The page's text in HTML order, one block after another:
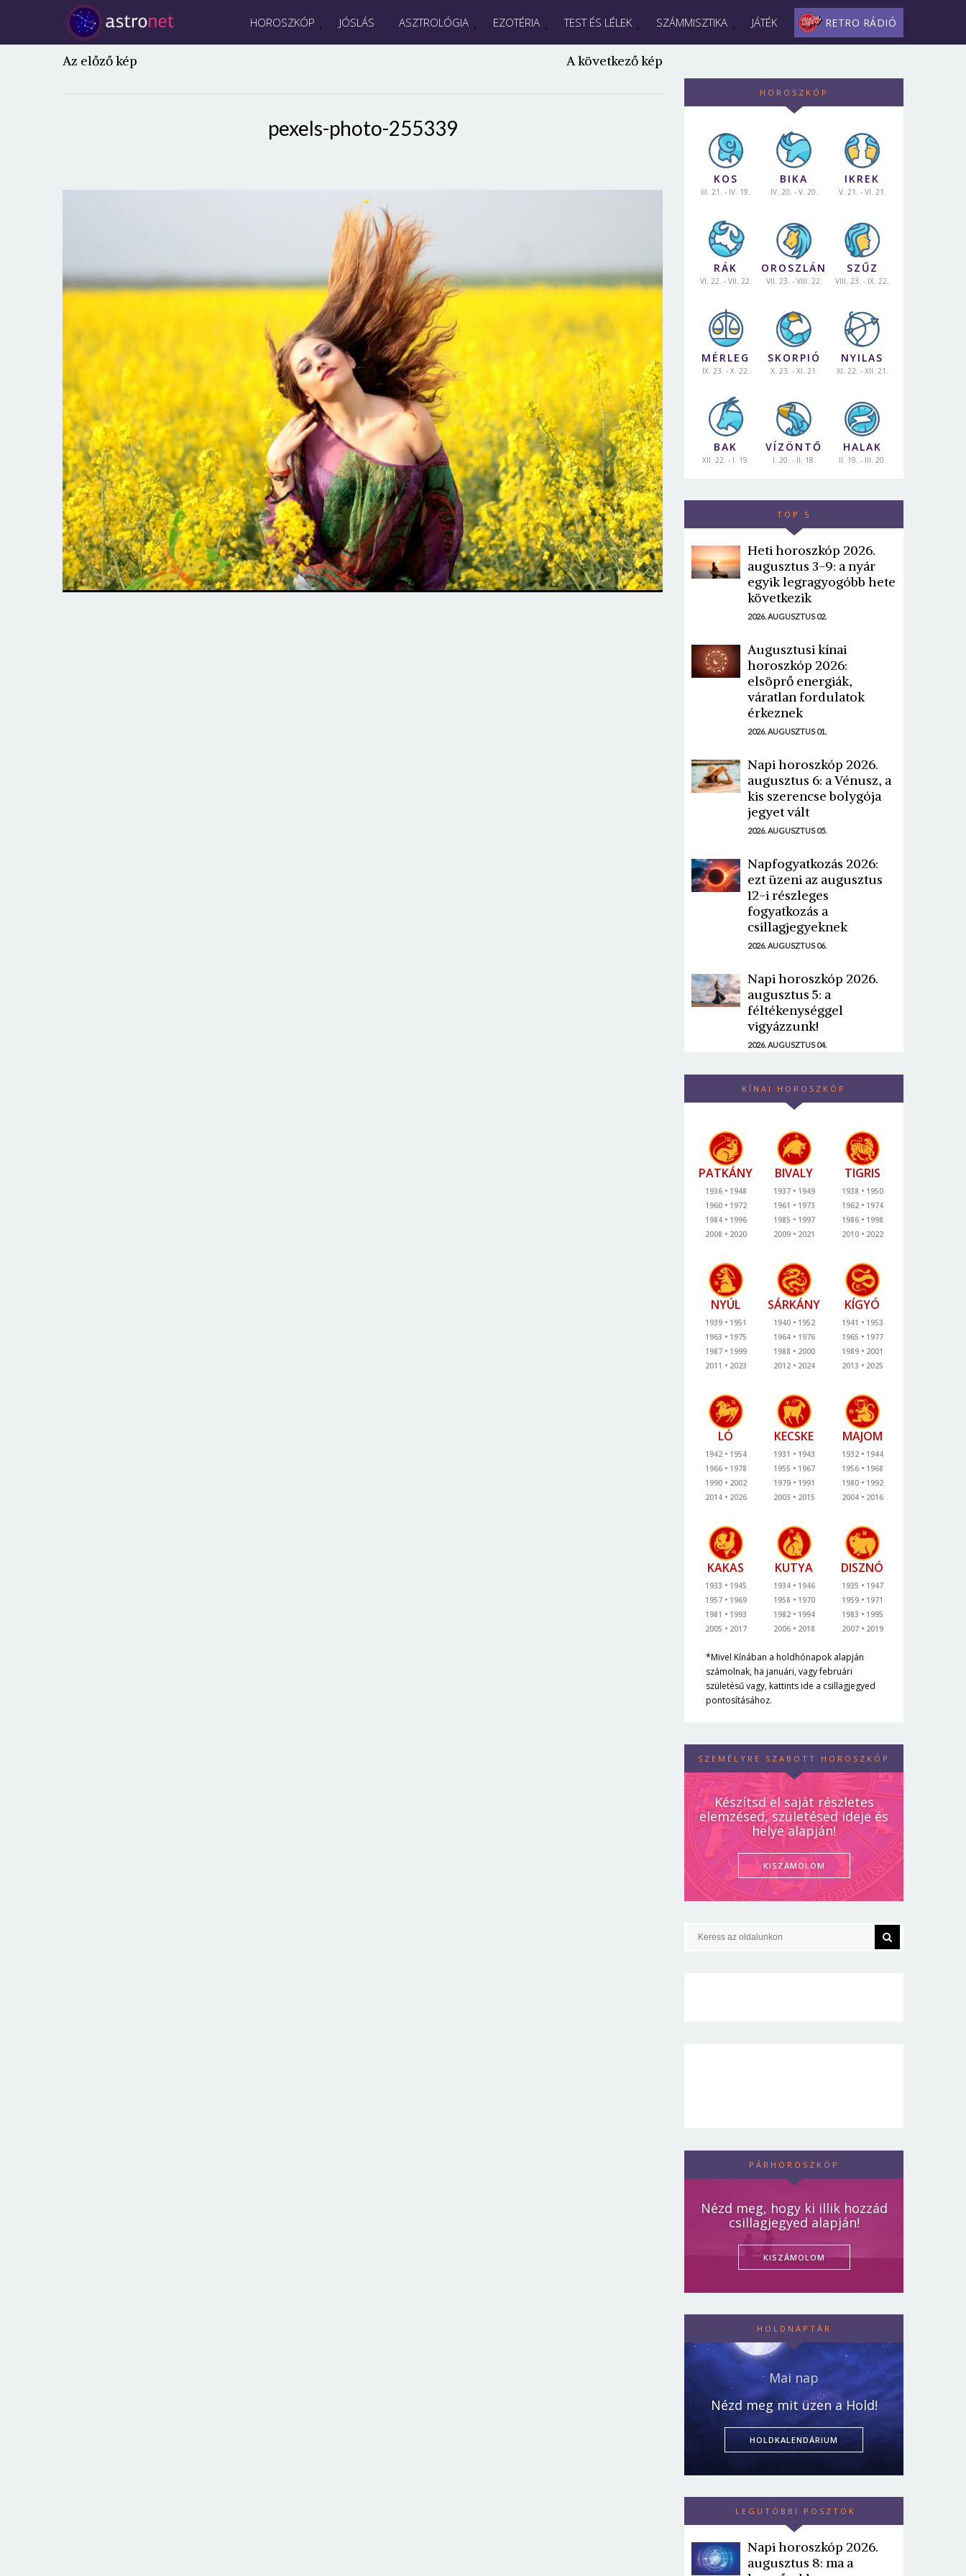
HOROSZKÓP JÓSLÁS ASZTROLÓGIA EZOTÉRIA TEST ÉS LÉLEK SZÁMMISZTIKA JÁTÉK RETRO RÁDIÓ
Az előző kép A következő kép
pexels-photo-255339
HOROSZKÓP
KOS
III. 21. - IV. 19.
BIKA
IV. 20. - V. 20.
IKREK
V. 21. - VI. 21.
RÁK
VI. 22. - VII. 22.
OROSZLÁN
VII. 23. - VIII. 22.
SZŰZ
VIII. 23. - IX. 22.
MÉRLEG
IX. 23. - X. 22.
SKORPIÓ
X. 23. - XI. 21.
NYILAS
XI. 22. - XII. 21.
BAK
XII. 22. - I. 19.
VÍZÖNTŐ
I. 20. - II. 18.
HALAK
II. 19. - III. 20.
TOP 5
Heti horoszkóp 2026.
augusztus 3-9: a nyár
egyik legragyogóbb hete
következik
2026. AUGUSZTUS 02.
Augusztusi kínai
horoszkóp 2026:
elsöprő energiák,
váratlan fordulatok
érkeznek
2026. AUGUSZTUS 01.
Napi horoszkóp 2026.
augusztus 6: a Vénusz, a
kis szerencse bolygója
jegyet vált
2026. AUGUSZTUS 05.
Napfogyatkozás 2026:
ezt üzeni az augusztus
12-i részleges
fogyatkozás a
csillagjegyeknek
2026. AUGUSZTUS 06.
Napi horoszkóp 2026.
augusztus 5: a
féltékenységgel
vigyázzunk!
2026. AUGUSZTUS 04.
KÍNAI HOROSZKÓP
PATKÁNY
1936
1948
1960
1972
1984
1996
2008
2020
BIVALY
1937
1949
1961
1973
1985
1997
2009
2021
TIGRIS
1938
1950
1962
1974
1986
1998
2010
2022
NYÚL
1939
1951
1963
1975
1987
1999
2011
2023
SÁRKÁNY
1940
1952
1964
1976
1988
2000
2012
2024
KÍGYÓ
1941
1953
1965
1977
1989
2001
2013
2025
LÓ
1942
1954
1966
1978
1990
2002
2014
2026
KECSKE
1931
1943
1955
1967
1979
1991
2003
2015
MAJOM
1932
1944
1956
1968
1980
1992
2004
2016
KAKAS
1933
1945
1957
1969
1981
1993
2005
2017
KUTYA
1934
1946
1958
1970
1982
1994
2006
2018
DISZNÓ
1935
1947
1959
1971
1983
1995
2007
2019
*Mivel Kínában a holdhónapok alapján
számolnak, ha januári, vagy februári
születésű vagy, kattints ide a csillagjegyed
pontosításához.
SZEMÉLYRE SZABOTT HOROSZKÓP
Készítsd el saját részletes
elemzésed, születésed ideje és
helye alapján!
KISZÁMOLOM
PÁRHOROSZKÓP
Nézd meg, hogy ki illik hozzád
csillagjegyed alapján!
KISZÁMOLOM
HOLDNAPTÁR
Mai nap
Nézd meg mit üzen a Hold!
HOLDKALENDÁRIUM
LEGUTÓBBI POSZTOK
Napi horoszkóp 2026.
augusztus 8: ma a